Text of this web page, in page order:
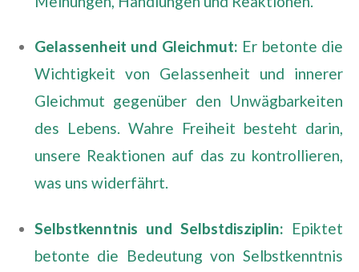
Gelassenheit und Gleichmut: Er betonte die
Wichtigkeit von Gelassenheit und innerer
Gleichmut gegenüber den Unwägbarkeiten
des Lebens. Wahre Freiheit besteht darin,
unsere Reaktionen auf das zu kontrollieren,
was uns widerfährt.
Selbstkenntnis und Selbstdisziplin: Epiktet
betonte die Bedeutung von Selbstkenntnis